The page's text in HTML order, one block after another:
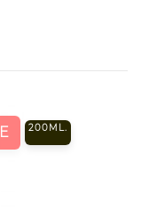
200ML.